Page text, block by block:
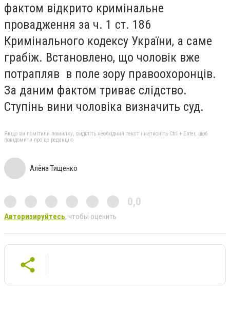
фактом відкрито кримінальне
провадження за ч. 1 ст. 186
Кримінального кодексу України, а саме
грабіж. Встановлено, що чоловік вже
потрапляв в поле зору правоохоронців.
За даним фактом триває слідство.
Ступінь вини чоловіка визначить суд.
Якщо ви помітили помилку, виділіть необхідний текст і натисніть Ctrl + Enter, щоб
повідомити про це редакцію
Алёна Тищенко
0,0
Авторизируйтесь, чтобы оценить